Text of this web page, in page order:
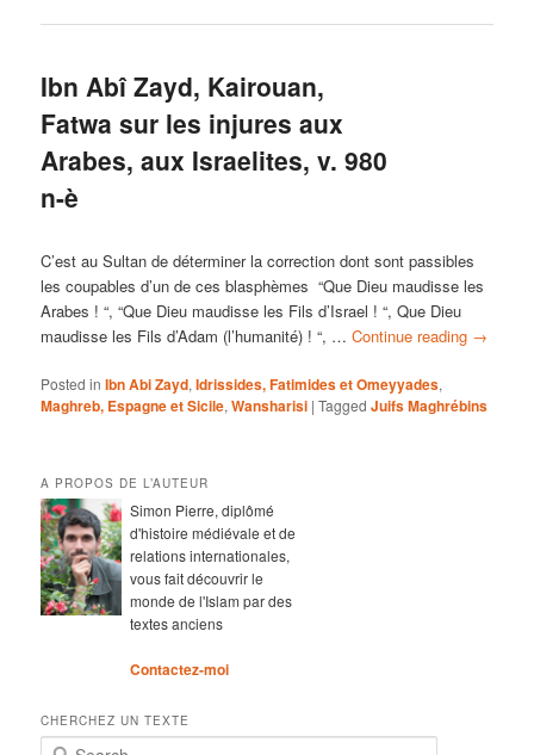
Ibn Abî Zayd, Kairouan,
Fatwa sur les injures aux
Arabes, aux Israelites, v. 980
n-è
C’est au Sultan de déterminer la correction dont sont passibles
les coupables d’un de ces blasphèmes “Que Dieu maudisse les
Arabes ! “, “Que Dieu maudisse les Fils d’Israel ! “, Que Dieu
maudisse les Fils d’Adam (l’humanité) ! “, …Continue reading →
Posted in Ibn Abi Zayd,Idrissides, Fatimides et Omeyyades,
Maghreb, Espagne et Sicile,Wansharisi |Tagged Juifs Maghrébins
A PROPOS DE L’AUTEUR
Simon Pierre, diplômé
d'histoire médiévale et de
relations internationales,
vous fait découvrir le
monde de l'Islam par des
textes anciens
Contactez-moi
CHERCHEZ UN TEXTE
Search